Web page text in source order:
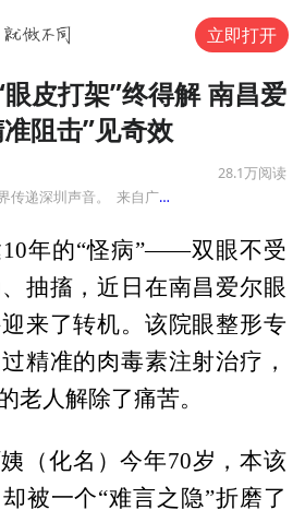
立即打开
皮打架”终得解 南昌爱
阻击”见奇效
传递深圳声音。 来自广东省
28.1万阅读
10年的“怪病”——双眼不受
抽搐，近日在南昌爱尔眼
来了转机。该院眼整形专
精准的肉毒素注射治疗，
老人解除了痛苦。
（化名）今年70岁，本该
被一个“难言之隐”折磨了